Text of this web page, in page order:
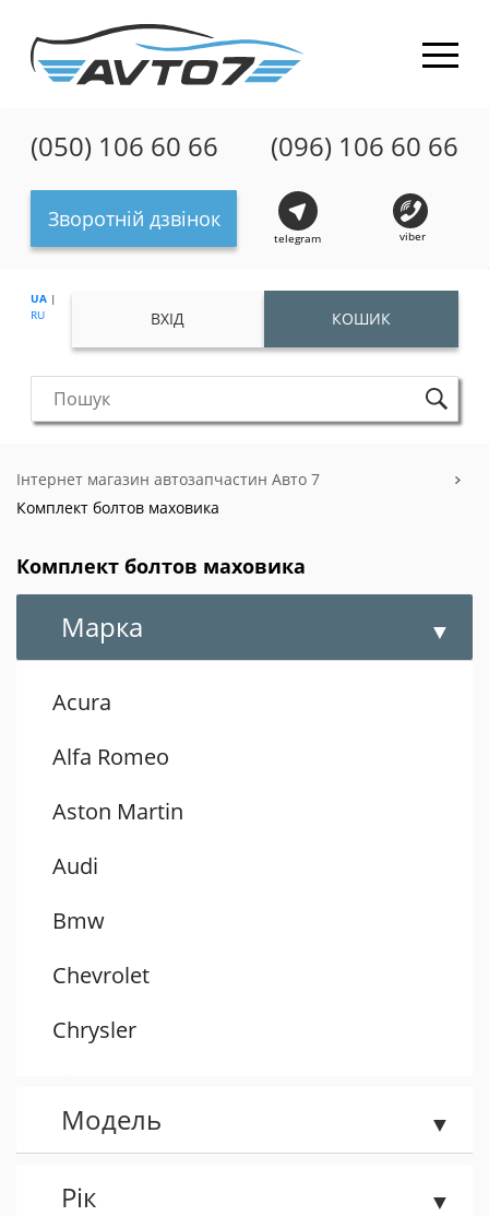
(050) 106 60 66 (096) 106 60 66
Зворотній дзвінок
telegram viber
UA |
RU
ВХІД КОШИК
Інтернет магазин автозапчастин Авто 7
Комплект болтов маховика
Комплект болтов маховика
Марка
Acura
Alfa Romeo
Aston Martin
Audi
Bmw
Chevrolet
Chrysler
Dacia
Daewoo
Модель
Рік